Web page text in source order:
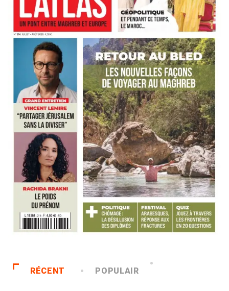
RÉCENT POPULAIR